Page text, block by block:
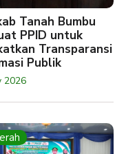
Tanah Bumbu
PPID untuk
Transparansi
Publik
2026